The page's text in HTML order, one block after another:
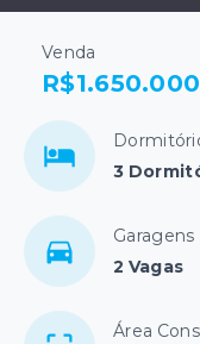
Venda
3
Garagens
2 Vagas
Área